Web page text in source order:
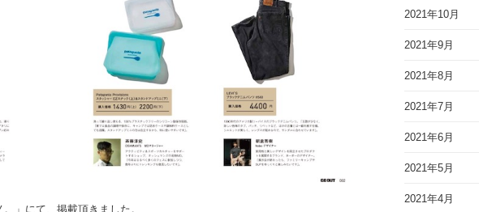
。」にて、掲載頂きました。
2021年10月
2021年9月
2021年8月
2021年7月
2021年6月
2021年5月
2021年4月